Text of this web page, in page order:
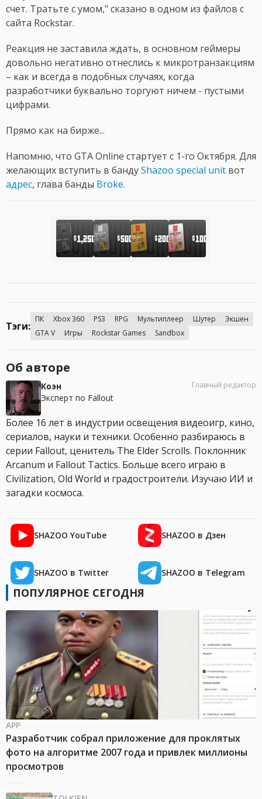
счет. Тратьте с умом," сказано в одном из файлов с
сайта Rockstar.
Реакция не заставила ждать, в основном геймеры
довольно негативно отнеслись к микротранзакциям
– как и всегда в подобных случаях, когда
разработчики буквально торгуют ничем - пустыми
цифрами.
Прямо как на бирже...
Напомню, что GTA Online стартует с 1-го Октября. Для
желающих вступить в бандуShazoo special unit вот
адрес, глава банды Broke.
Тэги:
ПК Xbox 360 PS3 RPG Мультиплеер Шутер
Экшен
GTA V
Игры Rockstar Games Sandbox
Об авторе
Коэн
Эксперт по Fallout
Главный редактор
Более 16 лет в индустрии освещения видеоигр, кино,
сериалов, науки и техники. Особенно разбираюсь в
серии Fallout, ценитель The Elder Scrolls. Поклонник
Arcanum и Fallout Tactics. Больше всего играю в
Civilization, Old World и градостроители. Изучаю ИИ и
загадки космоса.
SHAZOO YouTube SHAZOO в Дзен
SHAZOO в Twitter SHAZOO в Telegram
ПОПУЛЯРНОЕ СЕГОДНЯ
APP
Разработчик собрал приложение для проклятых
фото на алгоритме 2007 года и привлек миллионы
просмотров